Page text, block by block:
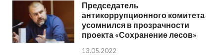
Председатель
антикоррупционного комитета
усомнился в прозрачности
проекта «Сохранение лесов»
13.05.2022